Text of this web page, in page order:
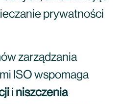
prywatności
zarządzania
ISO wspomaga
i niszczenia